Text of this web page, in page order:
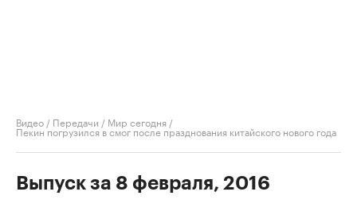
Видео / Передачи / Мир сегодня /
Пекин погрузился в смог после празднования китайского нового года
Выпуск за 8 февраля, 2016